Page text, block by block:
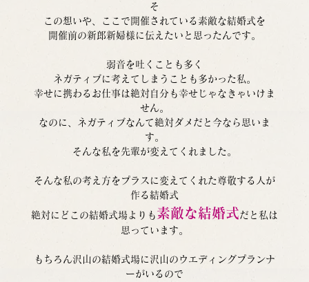
そ
この想いや、ここで開催されている素敵な結婚式を
開催前の新郎新婦様に伝えたいと思ったんです。
弱音を吐くことも多く
ネガティブに考えてしまうことも多かった私。
幸せに携わるお仕事は絶対自分も幸せじゃなきゃいけま
せん。
なのに、ネガティブなんて絶対ダメだと今なら思いま
す。
そんな私を先輩が変えてくれました。
そんな私の考え方をプラスに変えてくれた尊敬する人が
作る結婚式
絶対にどこの結婚式場よりも 素敵な結婚式だと私は
思っています。
もちろん沢山の結婚式場に沢山のウエディングプランナ
ーがいるので